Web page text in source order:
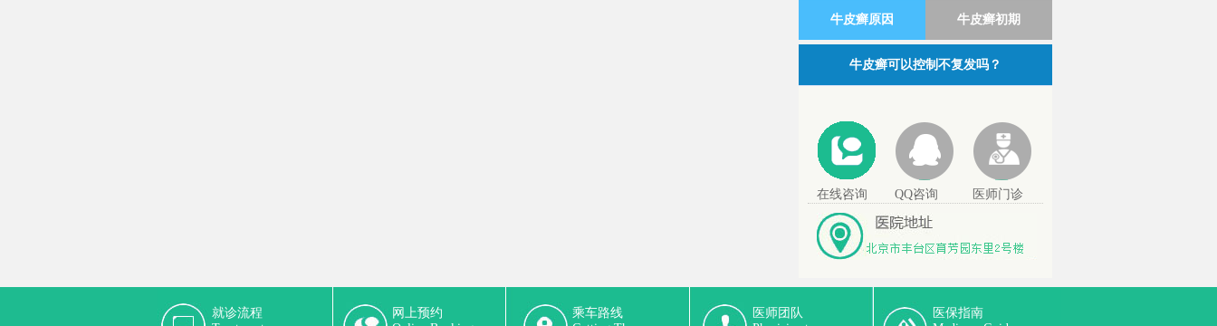
牛皮癣原因 牛皮癣初期
牛皮癣可以控制不复发吗？
在线咨询 QQ咨询 医师门诊
就诊流程
网上预约
乘车路线
医师团队
医保指南